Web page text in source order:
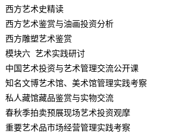
西方艺术史精读
西方艺术鉴赏与油画投资分析
西方雕塑艺术鉴赏
模块六 艺术实践研讨
中国艺术投资与艺术管理交流公开课
知名文博艺术馆、美术馆管理实践考察
私人藏馆藏品鉴赏与实物交流
春秋季拍卖预展现场艺术投资观摩
重要艺术品市场经营管理实践考察